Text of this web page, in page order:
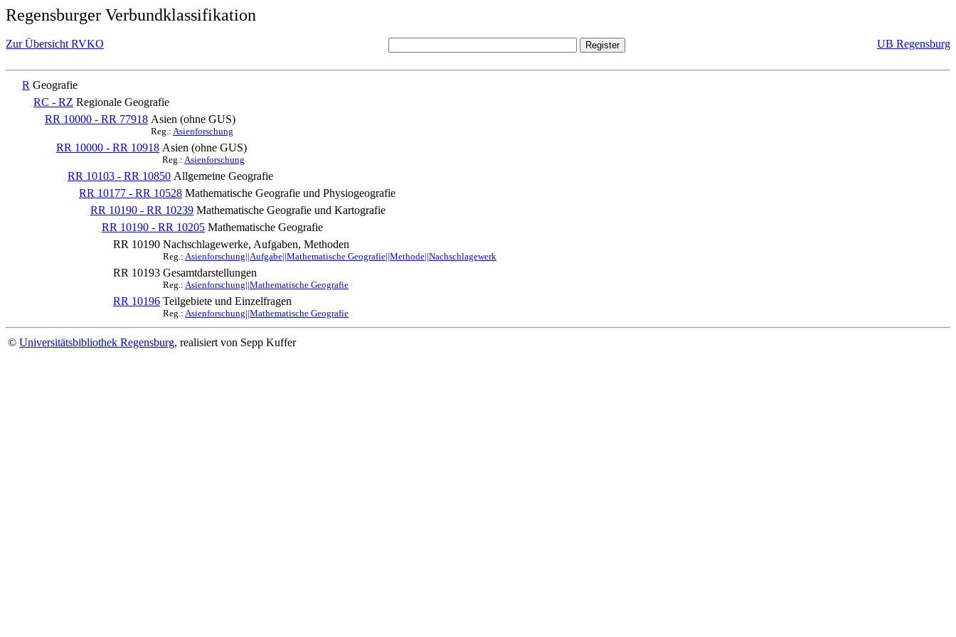
Regensburger Verbundklassifikation
Zur Übersicht RVKO UB Regensburg
R Geografie
RC - RZ Regionale Geografie
RR 10000 - RR 77918 Asien (ohne GUS)
Reg.: Asienforschung
RR 10000 - RR 10918 Asien (ohne GUS)
Reg.: Asienforschung
RR 10103 - RR 10850 Allgemeine Geografie
RR 10177 - RR 10528 Mathematische Geografie und Physiogeografie
RR 10190 - RR 10239 Mathematische Geografie und Kartografie
RR 10190 - RR 10205 Mathematische Geografie
RR 10190 Nachschlagewerke, Aufgaben, Methoden
Reg.: Asienforschung||Aufgabe||Mathematische Geografie||Methode||Nachschlagewerk
RR 10193 Gesamtdarstellungen
Reg.: Asienforschung||Mathematische Geografie
RR 10196 Teilgebiete und Einzelfragen
Reg.: Asienforschung||Mathematische Geografie
© Universitätsbibliothek Regensburg, realisiert von Sepp Kuffer